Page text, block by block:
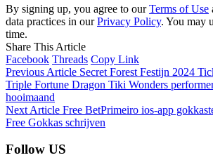
By signing up, you agree to ourTerms of Use
data practices in ourPrivacy Policy. You may
time.
Share This Article
Facebook Threads Copy Link
Previous Article Secret Forest Festijn 2024
Triple Fortune Dragon Tiki Wonders
hooimaand
Next Article Free BetPrimeiro ios-app
Free Gokkas schrijven
Follow US